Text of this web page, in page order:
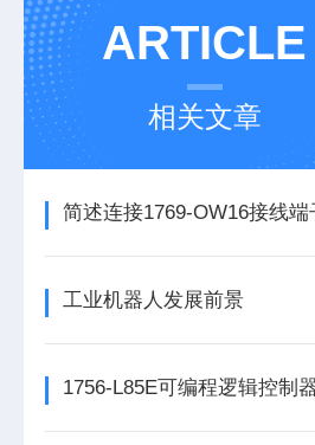
ARTICLE
相关文章
工业机器人发展前景